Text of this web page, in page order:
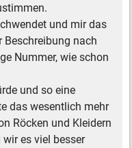
und mir das
Beschreibung nach
Nummer, wie schon
und so eine
das wesentlich mehr
Röcken und Kleidern
es viel besser